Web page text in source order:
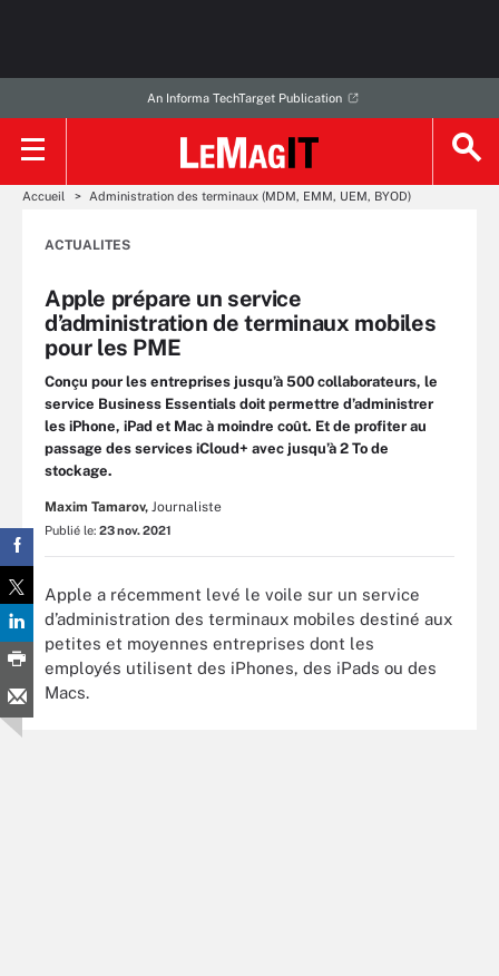
An Informa TechTarget Publication
Accueil Administration des terminaux (MDM, EMM, UEM, BYOD)
ACTUALITES
Apple prépare un service
d’administration de terminaux mobiles
pour les PME
Conçu pour les entreprises jusqu’à 500 collaborateurs, le
service Business Essentials doit permettre d’administrer
les iPhone, iPad et Mac à moindre coût. Et de profiter au
passage des services iCloud+ avec jusqu’à 2 To de
stockage.
Maxim Tamarov, Journaliste
Publié le: 23 nov. 2021
Apple a récemment levé le voile sur un service
d’administration des terminaux mobiles destiné aux
petites et moyennes entreprises dont les
employés utilisent des iPhones, des iPads ou des
Macs.